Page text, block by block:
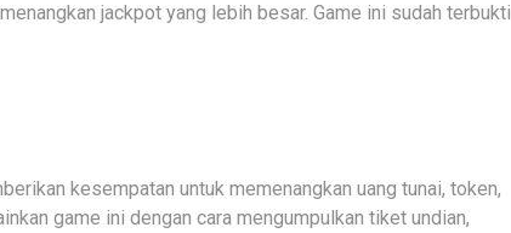
jackpot yang lebih besar. Game ini sudah terbukti
kesempatan untuk memenangkan uang tunai, token,
game ini dengan cara mengumpulkan tiket undian,